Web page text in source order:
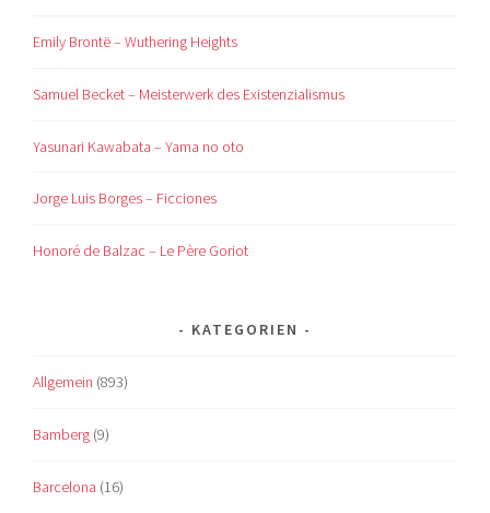
Emily Brontë – Wuthering Heights
Samuel Becket – Meisterwerk des Existenzialismus
Yasunari Kawabata – Yama no oto
Jorge Luis Borges – Ficciones
Honoré de Balzac – Le Père Goriot
KATEGORIEN
Allgemein (893)
Bamberg (9)
Barcelona (16)